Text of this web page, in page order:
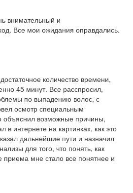
внимательный и
Все мои ожидания оправдались.
количество времени,
45 минут. Все расспросил,
по выпадению волос, с
осмотр специальным
объяснил возможные причины,
в интернете на картинках, как это
дальнейшие пути и назначил
для того, что понять, как
приема мне стало все понятнее и